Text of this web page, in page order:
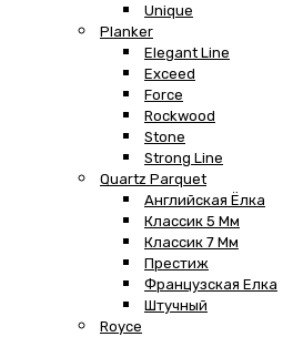
Unique
Planker
Elegant Line
Exceed
Force
Rockwood
Stone
Strong Line
Quartz Parquet
Английская Ёлка
Классик 5 Мм
Классик 7 Мм
Престиж
Французская Елка
Штучный
Royce